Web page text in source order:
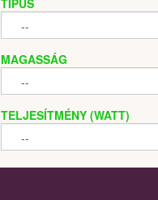
MAGASSÁG
TELJESÍTMÉNY (WATT)